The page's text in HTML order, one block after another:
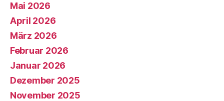
Mai 2026
April 2026
März 2026
Februar 2026
Januar 2026
Dezember 2025
November 2025